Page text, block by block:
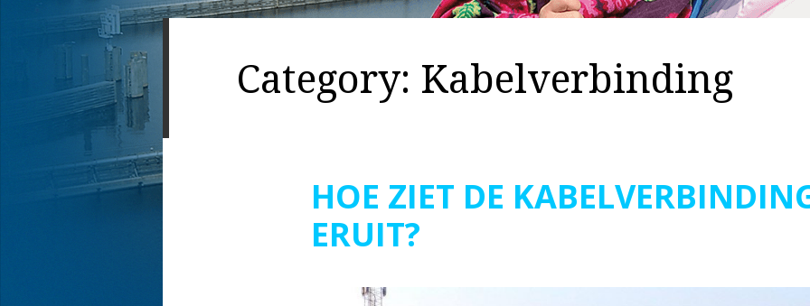
Category: Kabelverbinding
HOE ZIET DE
ERUIT?